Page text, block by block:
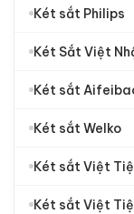
Két sắt Philips
Két Sắt Việt
Két sắt
Két sắt Welko
Két sắt Việt
Két sắt Việt